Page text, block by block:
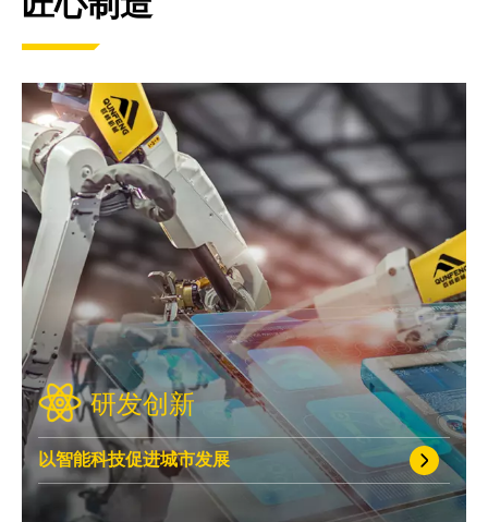
研发创新
以智能科技促进城市发展